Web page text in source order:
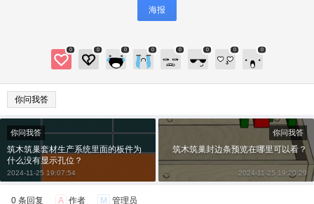
海报
0 0 0 0 0 0 0 0
你问我答
你问我答
筑木筑巢套材生产系统里面的板件为
什么没有显示孔位？
2024-11-25 19:07:54
你问我答
筑木筑巢封边条预览在哪里可以看？
2024-11-25 19:20:29
0 条回复 A 作者 M 管理员